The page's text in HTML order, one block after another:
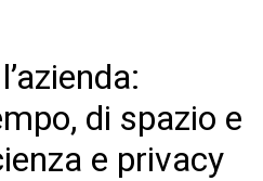
di spazio e
e privacy